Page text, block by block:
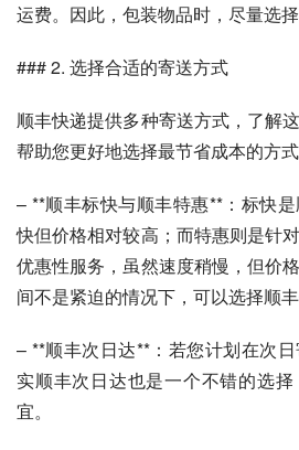
运费。因此，包装物品时，尽量选择
### 2. 选择合适的寄送方式
顺丰快递提供多种寄送方式，了解
帮助您更好地选择最节省成本的方式
– **顺丰标快与顺丰特惠**：标快
快但价格相对较高；而特惠则是针
优惠性服务，虽然速度稍慢，但价
间不是紧迫的情况下，可以选择顺丰
– **顺丰次日达**：若您计划在次
实顺丰次日达也是一个不错的选
宜。